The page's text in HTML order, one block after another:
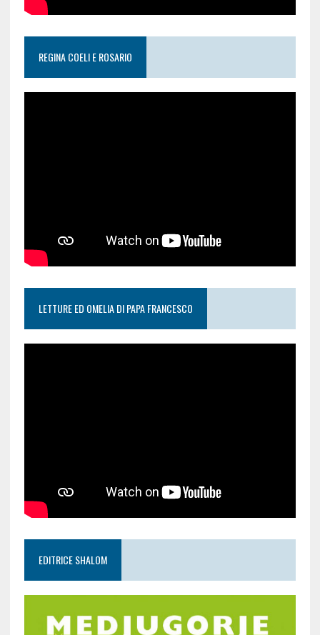
REGINA COELI E ROSARIO
LETTURE ED OMELIA DI PAPA FRANCESCO
EDITRICE SHALOM